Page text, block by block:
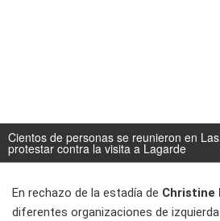
Cientos de personas se reunieron en
protestar contra la visita a Lagarde
En rechazo de la estadía de Christine
diferentes organizaciones de